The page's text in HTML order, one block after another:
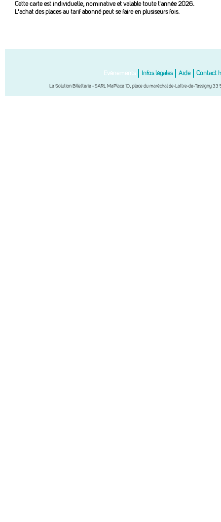
Cette carte est individuelle, nominative et valable toute l'année 2026.
L'achat des places au tarif abonné peut se faire en plusiseurs fois.
Evénements Infos légales Aide Contact
La Solution Billetterie - SARL MaPlace 10, place du maréchal de-Lattre-de-Tassigny 33